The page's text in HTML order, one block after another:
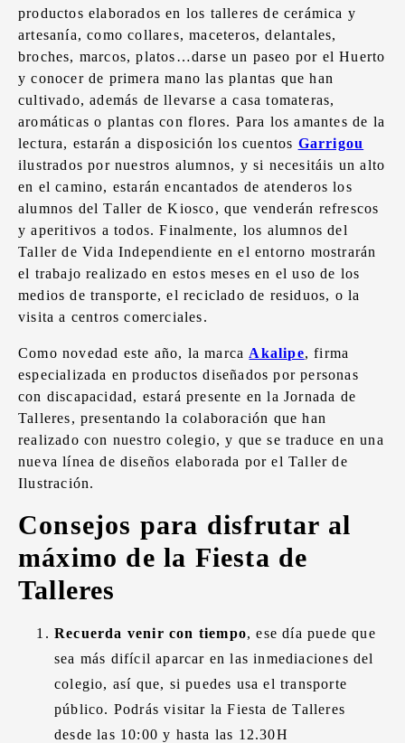
productos elaborados en los talleres de cerámica y
artesanía, como collares, maceteros, delantales,
broches, marcos, platos…darse un paseo por el Huerto
y conocer de primera mano las plantas que han
cultivado, además de llevarse a casa tomateras,
aromáticas o plantas con flores. Para los amantes de la
lectura, estarán a disposición los cuentos Garrigou
ilustrados por nuestros alumnos, y si necesitáis un alto
en el camino, estarán encantados de atenderos los
alumnos del Taller de Kiosco, que venderán refrescos
y aperitivos a todos. Finalmente, los alumnos del
Taller de Vida Independiente en el entorno mostrarán
el trabajo realizado en estos meses en el uso de los
medios de transporte, el reciclado de residuos, o la
visita a centros comerciales.
Como novedad este año, la marca Akalipe, firma
especializada en productos diseñados por personas
con discapacidad, estará presente en la Jornada de
Talleres, presentando la colaboración que han
realizado con nuestro colegio, y que se traduce en una
nueva línea de diseños elaborada por el Taller de
Ilustración.
Consejos para disfrutar al
máximo de la Fiesta de
Talleres
Recuerda venir con tiempo, ese día puede que
sea más difícil aparcar en las inmediaciones del
colegio, así que, si puedes usa el transporte
público. Podrás visitar la Fiesta de Talleres
desde las 10:00 y hasta las 12.30H